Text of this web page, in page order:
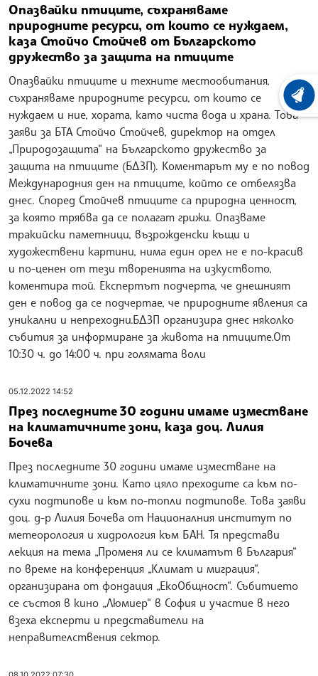
Опазвайки птиците, съхраняваме
природните ресурси, от които се нуждаем,
каза Стойчо Стойчев от Българското
дружество за защита на птиците
Опазвайки птиците и техните местообитания,
съхраняваме природните ресурси, от които се
нуждаем и ние, хората, като чиста вода и храна. Това
заяви за БТА Стойчо Стойчев, директор на отдел
„Природозащита“ на Българското дружество за
защита на птиците (БДЗП). Коментарът му е по повод
Международния ден на птиците, който се отбелязва
днес. Според Стойчев птиците са природна ценност,
за която трябва да се полагат грижи. Опазваме
тракийски паметници, възрожденски къщи и
художествени картини, нима един орел не е по-красив
и по-ценен от тези творенията на изкуството,
коментира той. Експертът подчерта, че днешният
ден е повод да се подчертае, че природните явления са
уникални и непреходни.БДЗП организира днес няколко
събития за информиране за живота на птиците.От
10:30 ч. до 14:00 ч. при голямата воли
05.12.2022 14:52
През последните 30 години имаме изместване
на климатичните зони, каза доц. Лилия
Бочева
През последните 30 години имаме изместване на
климатичните зони. Като цяло преходите са към по-
сухи подтипове и към по-топли подтипове. Това заяви
доц. д-р Лилия Бочева от Националния институт по
метеорология и хидрология към БАН. Тя представи
лекция на тема „Променя ли се климатът в България“
по време на конференция „Климат и миграция“,
организирана от фондация „ЕкоОбщност“. Събитието
се състоя в кино „Люмиер“ в София и участие в него
взеха експерти и представители на
неправителствения сектор.